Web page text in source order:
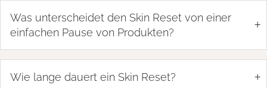
Was unterscheidet den Skin Reset von einer
einfachen Pause von Produkten?
+
Wie lange dauert ein Skin Reset? +